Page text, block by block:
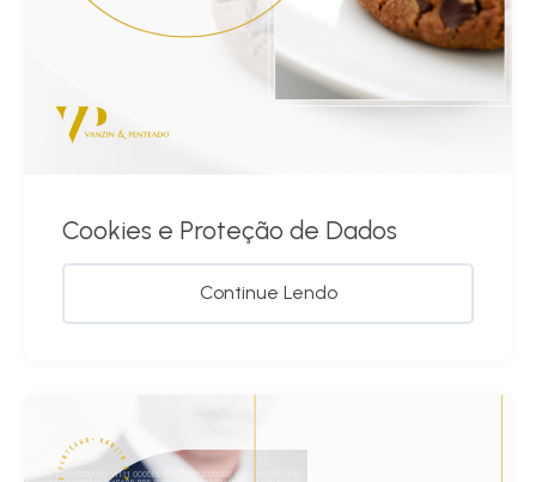
Cookies e Proteção de Dados
Continue Lendo